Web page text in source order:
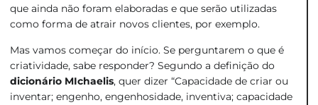
que ainda não foram elaboradas e que serão utilizadas
como forma de atrair novos clientes, por exemplo.
Mas vamos começar do início. Se perguntarem o que é
criatividade, sabe responder? Segundo a definição do
dicionário MIchaelis, quer dizer “Capacidade de criar ou
inventar; engenho, engenhosidade, inventiva; capacidade